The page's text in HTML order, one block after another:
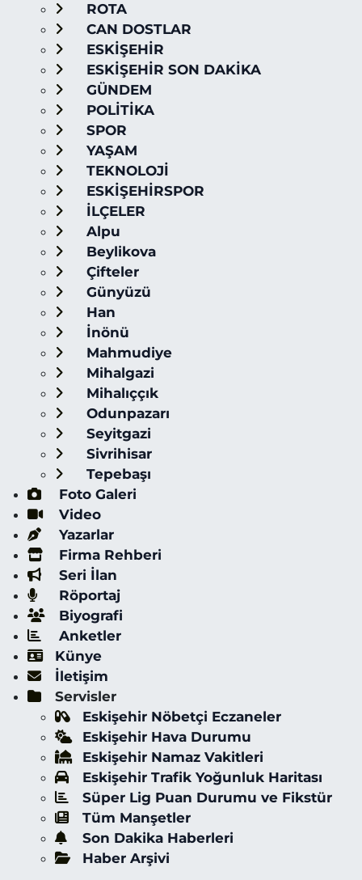
ROTA
CAN DOSTLAR
ESKİŞEHİR
ESKİŞEHİR SON DAKİKA
GÜNDEM
POLİTİKA
SPOR
YAŞAM
TEKNOLOJİ
ESKİŞEHİRSPOR
İLÇELER
Alpu
Beylikova
Çifteler
Günyüzü
Han
İnönü
Mahmudiye
Mihalgazi
Mihalıççık
Odunpazarı
Seyitgazi
Sivrihisar
Tepebaşı
Foto Galeri
Video
Yazarlar
Firma Rehberi
Seri İlan
Röportaj
Biyografi
Anketler
Künye
İletişim
Servisler
Eskişehir Nöbetçi Eczaneler
Eskişehir Hava Durumu
Eskişehir Namaz Vakitleri
Eskişehir Trafik Yoğunluk Haritası
Süper Lig Puan Durumu ve Fikstür
Tüm Manşetler
Son Dakika Haberleri
Haber Arşivi